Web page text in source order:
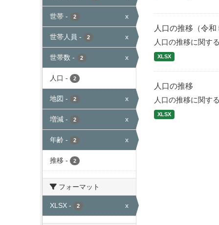
世帯 - 2 x
世帯人員 - 2 x
世帯数 - 2 x
人口 - 2
地図 - 2 x
増減 - 2 x
年齢 - 2 x
推移 - 2
フォーマット
XLSX - 2 x
人口の推移（令和
人口の推移に関す
XLSX
人口の推移
人口の推移に関す
XLSX